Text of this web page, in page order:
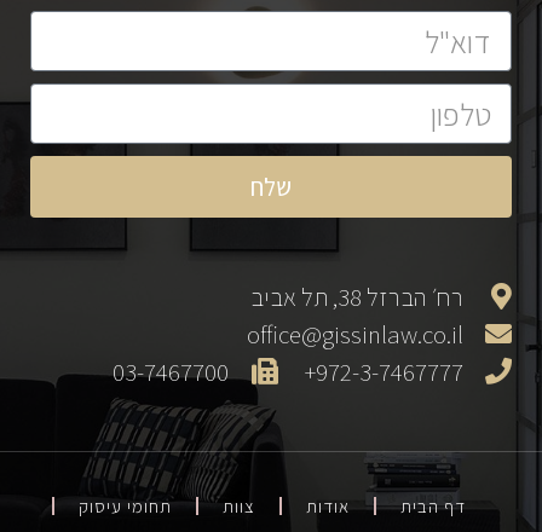
שלח
רח׳ הברזל 38, תל אביב
office@gissinlaw.co.il
972-3-7467777+
03-7467700
דף הבית אודות צוות
תחומי עיסוק